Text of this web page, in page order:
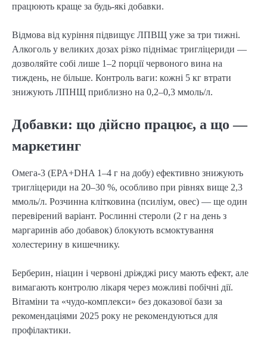
працюють краще за будь-які добавки.
Відмова від куріння підвищує ЛПВЩ уже за три тижні.
Алкоголь у великих дозах різко піднімає тригліцериди —
дозволяйте собі лише 1–2 порції червоного вина на
тиждень, не більше. Контроль ваги: кожні 5 кг втрати
знижують ЛПНЩ приблизно на 0,2–0,3 ммоль/л.
Добавки: що дійсно працює, а що —
маркетинг
Омега-3 (EPA+DHA 1–4 г на добу) ефективно знижують
тригліцериди на 20–30 %, особливо при рівнях вище 2,3
ммоль/л. Розчинна клітковина (псиліум, овес) — ще один
перевірений варіант. Рослинні стероли (2 г на день з
маргаринів або добавок) блокують всмоктування
холестерину в кишечнику.
Берберин, ніацин і червоні дріжджі рису мають ефект, але
вимагають контролю лікаря через можливі побічні дії.
Вітаміни та «чудо-комплекси» без доказової бази за
рекомендаціями 2025 року не рекомендуються для
профілактики.